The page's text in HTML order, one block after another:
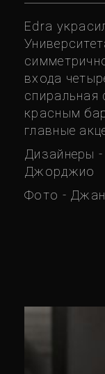
Edra
входа
красным
главные
Дизайнеры
Джорджио
Фото -